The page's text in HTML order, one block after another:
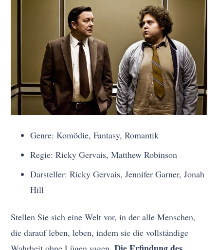
Genre: Komödie, Fantasy, Romantik
Regie: Ricky Gervais, Matthew Robinson
Darsteller: Ricky Gervais, Jennifer Garner, Jonah
Hill
Stellen Sie sich eine Welt vor, in der alle Menschen,
die darauf leben, leben, indem sie die vollständige